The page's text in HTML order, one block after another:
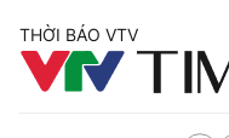
THỜI BÁO VTV